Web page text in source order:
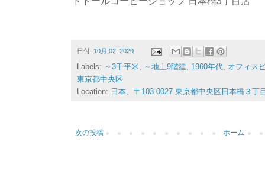
日付: 10月 02, 2020
Labels: ～3千平米, ～地上9階建, 1960年代, オフィス
東京都中央区
Location: 日本、〒103-0027 東京都中央区日本橋３丁
次の投稿 ホーム